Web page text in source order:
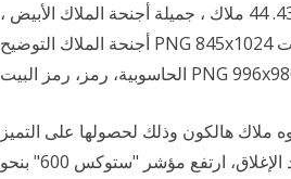
27. 28. 29. 30. 31. 32. 33. 34. 35. 36. 37. 38. 39. 40. 41. 42. 43. 44 ملاك ، جميلة أجنحة الملاك الأبيض ،
أجنحة الملاك التوضيح PNG 845x1024 بكسل 753.79 كيلوبايت أبيض وأسود، تصوير، البيت، الإيقونات
ملاك هالكون وذلك لحصولها على التميز
في ملتقى الابداع بعد فتره قصيره من تسجيلها في المنتدى .. وعند الإغلاق، ارتفع مؤشر "ستوكس 600" بنحو